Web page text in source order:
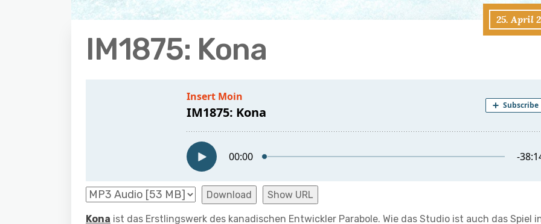
25. April
IM1875: Kona
Download Show URL
Kona ist das Erstlingswerk des kanadischen Entwickler Parabole. Wie das Studio ist auch das Spiel